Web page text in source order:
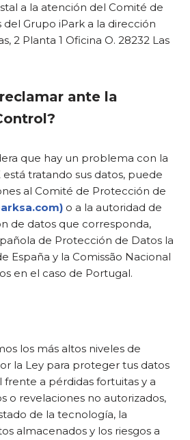
a la atención del Comité de
Grupo iPark a la dirección
2 Planta 1 Oficina O. 28232 Las
ante la
que hay un problema con la
tratando sus datos, puede
al Comité de Protección de
o a la autoridad de
de datos que corresponda,
de Protección de Datos la
España y la Comissão Nacional
en el caso de Portugal.
los más altos niveles de
la Ley para proteger tus datos
a pérdidas fortuitas y a
o revelaciones no autorizados,
de la tecnología, la
almacenados y los riesgos a